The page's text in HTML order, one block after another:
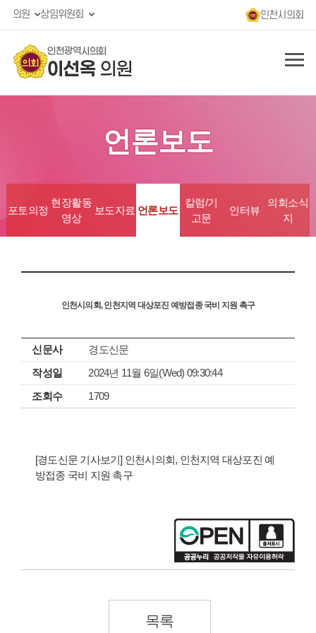
의원 상임위원회 인천시의회
인천광역시의회
이선옥 의원
언론보도
포토의정
현장활동
영상
보도자료 언론보도
칼럼/기
고문
인터뷰
의회소식
지
인천시의회, 인천지역 대상포진 예방접종 국비 지원 촉구
신문사
경도신문
작성일
2024년 11월 6일(Wed) 09:30:44
조회수
1709
[경도신문 기사보기] 인천시의회, 인천지역 대상포진 예
방접종 국비 지원 촉구
목록